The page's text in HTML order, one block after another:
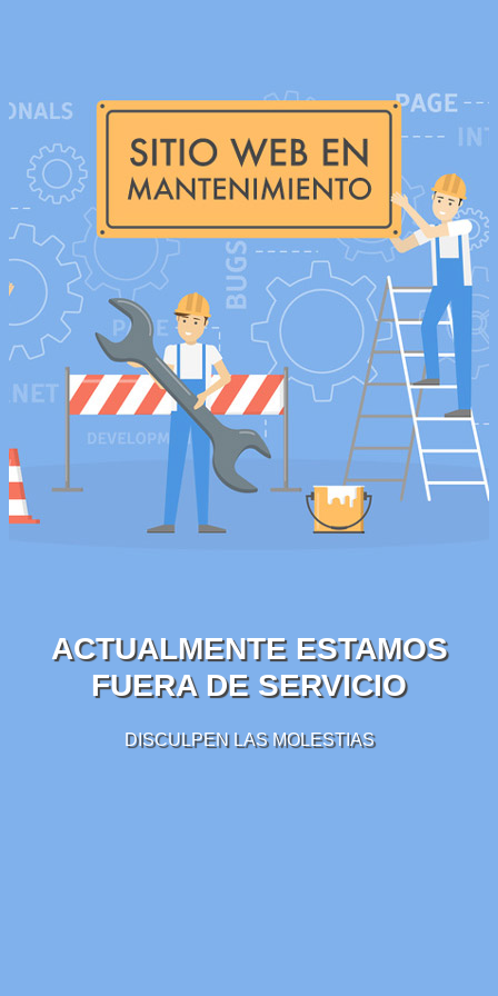
ACTUALMENTE ESTAMOS
FUERA DE SERVICIO
DISCULPEN LAS MOLESTIAS